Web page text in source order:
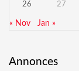
26 27
« Nov Jan »
Annonces